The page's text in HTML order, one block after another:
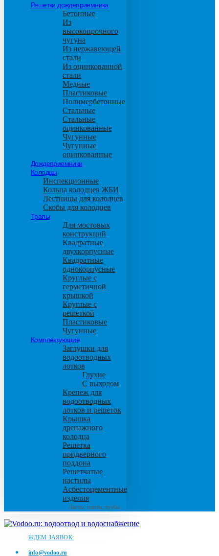
Решетки дождеприемника
Бетонные
Из
высокопрочного
чугуна
Из нержавеющей
стали
Из оцинкованной
стали
Медные
Пластиковые
Полимербетонные
Стальные
Стальные
оцинкованные
Чугунные
Чугунные
оцинкованные
Дождеприемники
Колодцы
Инспекционные
Кольца колодцев ЖБИ
Лестницы для колодцев
Скобы для колодцев
Трапы
Для мостовых
конструкций
Квадратные
двухкорпусные
Квадратные
однокорпусные
Круглые с
герметичной
крышкой
Круглые с
решеткой
Пластиковые
Чугунные
Комплектующие
Заглушки для
водоотводных
лотков
Глухие
С выходом
Крепеж для
водоотводных
лотков и решеток
Крышка
дренажного
колодца
Решетка
придверного
поддона
Решетчатые
настилы
Асбестоцементные
изделия
Листы, плиты, трубы
ЖДЕМ ЗАЯВОК:
info@vodoo.ru